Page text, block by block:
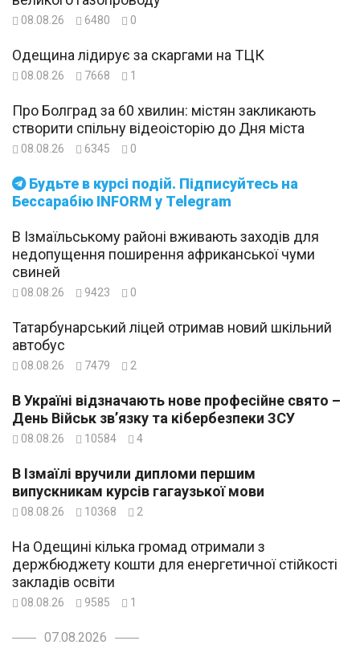
Будьте в курсі подій. Підписуйтесь на
Бессарабію INFORM у Telegram
08.08.26 6480 0
Одещина лідирує за скаргами на ТЦК
08.08.26 7668 1
Про Болград за 60 хвилин: містян закликають
створити спільну відеоісторію до Дня міста
08.08.26 6345 0
В Ізмаїльському районі вживають заходів для
недопущення поширення африканської чуми
свиней
08.08.26 9423 0
Татарбунарський ліцей отримав новий шкільний
автобус
08.08.26 7479 2
В Україні відзначають нове професійне свято –
День Військ зв’язку та кібербезпеки ЗСУ
08.08.26 10584 4
В Ізмаїлі вручили дипломи першим
випускникам курсів гагаузької мови
08.08.26 10368 2
На Одещині кілька громад отримали з
держбюджету кошти для енергетичної стійкості
закладів освіти
08.08.26 9585 1
07.08.2026